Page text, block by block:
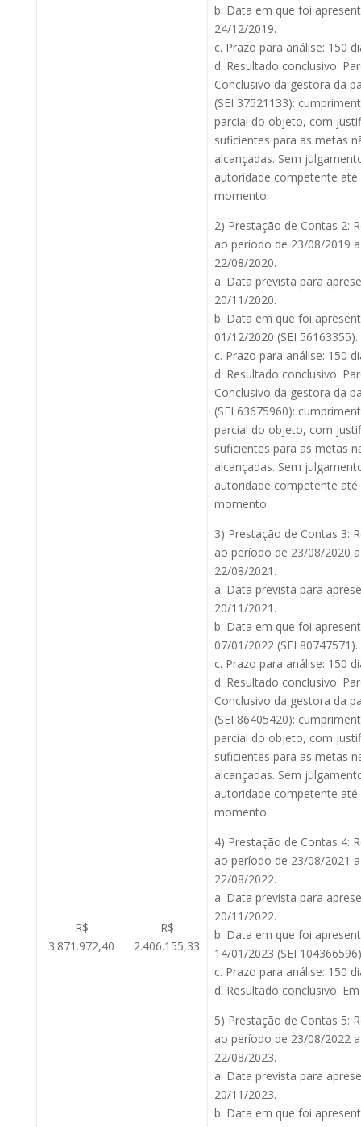
R$
3.871.972,40
R$
2.406.155,33
b. Data em que foi
24/12/2019.
c. Prazo para análise: 150
d. Resultado conclusivo:
Conclusivo da gestora da
(SEI 37521133):
parcial do objeto, com
suficientes para as metas
alcançadas. Sem
autoridade competente até
momento.
2) Prestação de Contas 2:
ao período de 23/08/2019 a
22/08/2020.
a. Data prevista para
20/11/2020.
b. Data em que foi
01/12/2020 (SEI 56163355).
c. Prazo para análise: 150
d. Resultado conclusivo:
Conclusivo da gestora da
(SEI 63675960):
parcial do objeto, com
suficientes para as metas
alcançadas. Sem
autoridade competente até
momento.
3) Prestação de Contas 3:
ao período de 23/08/2020 a
22/08/2021.
a. Data prevista para
20/11/2021.
b. Data em que foi
07/01/2022 (SEI 80747571).
c. Prazo para análise: 150
d. Resultado conclusivo:
Conclusivo da gestora da
(SEI 86405420):
parcial do objeto, com
suficientes para as metas
alcançadas. Sem
autoridade competente até
momento.
4) Prestação de Contas 4:
ao período de 23/08/2021 a
22/08/2022.
a. Data prevista para
20/11/2022.
b. Data em que foi
14/01/2023 (SEI
c. Prazo para análise: 150
d. Resultado conclusivo:
5) Prestação de Contas 5:
ao período de 23/08/2022 a
22/08/2023.
a. Data prevista para
20/11/2023.
b. Data em que foi